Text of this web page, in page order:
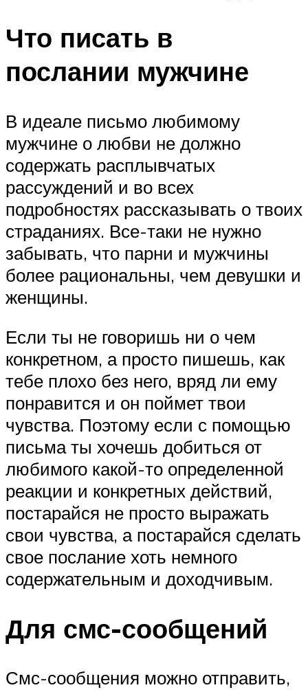
Что писать в
послании мужчине
В идеале письмо любимому
мужчине о любви не должно
содержать расплывчатых
рассуждений и во всех
подробностях рассказывать о твоих
страданиях. Все-таки не нужно
забывать, что парни и мужчины
более рациональны, чем девушки и
женщины.
Если ты не говоришь ни о чем
конкретном, а просто пишешь, как
тебе плохо без него, вряд ли ему
понравится и он поймет твои
чувства. Поэтому если с помощью
письма ты хочешь добиться от
любимого какой-то определенной
реакции и конкретных действий,
постарайся не просто выражать
свои чувства, а постарайся сделать
свое послание хоть немного
содержательным и доходчивым.
Для смс-сообщений
Смс-сообщения можно отправить,